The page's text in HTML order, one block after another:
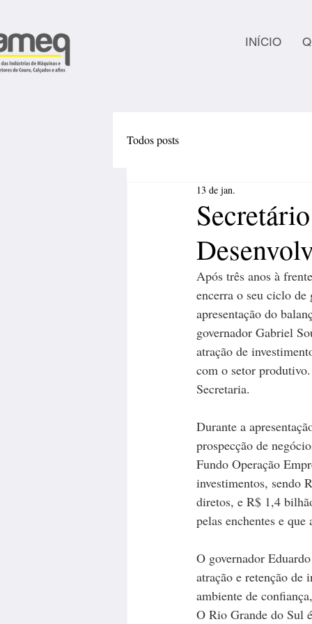
INÍCIO
Todos posts
13 de jan.
Após três anos à
encerra o seu ciclo
apresentação do
governador Gabriel
atração de
com o setor
Secretaria.
Durante a
prospecção de
Fundo Operação
investimentos, sendo
diretos, e R$ 1,4
pelas enchentes e
O governador
atração e retenção de
ambiente de
O Rio Grande do Sul